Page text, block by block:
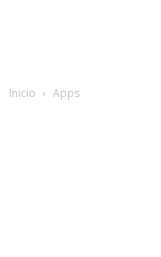
Inicio Apps